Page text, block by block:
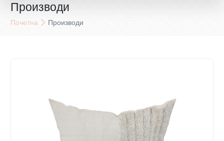
Производи
Почетна Производи